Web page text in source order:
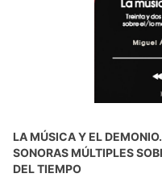
LA MÚSICA Y EL
SONORAS MÚLTIPLES
DEL TIEMPO